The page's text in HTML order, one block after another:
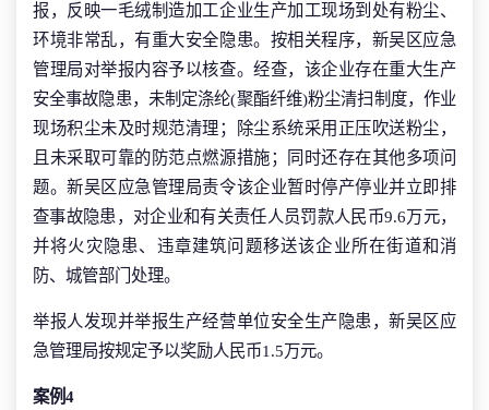
报，反映一毛绒制造加工企业生产加工现场到处有粉尘、
环境非常乱，有重大安全隐患。按相关程序，新吴区应急
管理局对举报内容予以核查。经查，该企业存在重大生产
安全事故隐患，未制定涤纶(聚酯纤维)粉尘清扫制度，作业
现场积尘未及时规范清理；除尘系统采用正压吹送粉尘，
且未采取可靠的防范点燃源措施；同时还存在其他多项问
题。新吴区应急管理局责令该企业暂时停产停业并立即排
查事故隐患，对企业和有关责任人员罚款人民币9.6万元，
并将火灾隐患、违章建筑问题移送该企业所在街道和消
防、城管部门处理。
举报人发现并举报生产经营单位安全生产隐患，新吴区应
急管理局按规定予以奖励人民币1.5万元。
案例4